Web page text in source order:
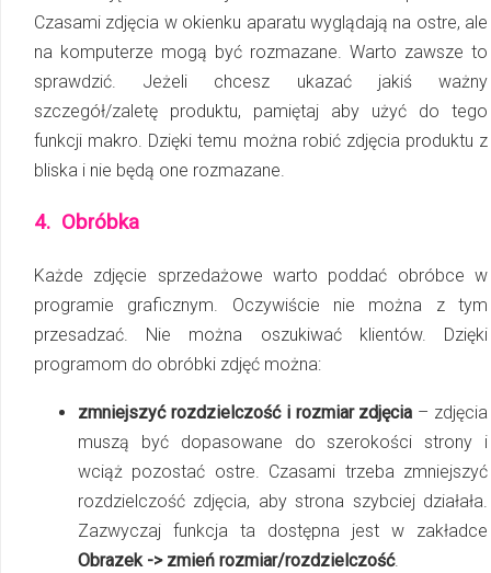
Czasami zdjęcia w okienku aparatu wyglądają na ostre, ale
na komputerze mogą być rozmazane. Warto zawsze to
sprawdzić. Jeżeli chcesz ukazać jakiś ważny
szczegół/zaletę produktu, pamiętaj aby użyć do tego
funkcji makro. Dzięki temu można robić zdjęcia produktu z
bliska i nie będą one rozmazane.
4. Obróbka
Każde zdjęcie sprzedażowe warto poddać obróbce w
programie graficznym. Oczywiście nie można z tym
przesadzać. Nie można oszukiwać klientów. Dzięki
programom do obróbki zdjęć można:
zmniejszyć rozdzielczość i rozmiar zdjęcia – zdjęcia
muszą być dopasowane do szerokości strony i
wciąż pozostać ostre. Czasami trzeba zmniejszyć
rozdzielczość zdjęcia, aby strona szybciej działała.
Zazwyczaj funkcja ta dostępna jest w zakładce
Obrazek -> zmień rozmiar/rozdzielczość.